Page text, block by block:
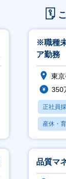
※職種
ア勤務
東
350
正社員
産休・
賞与あり
品質マ